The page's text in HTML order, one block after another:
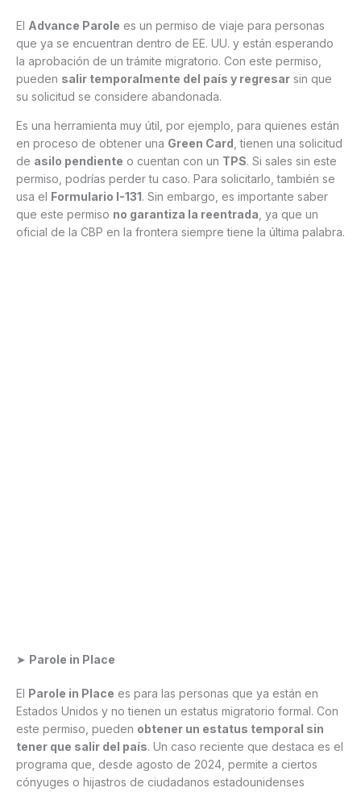
El Advance Parole es un permiso de viaje para personas
que ya se encuentran dentro de EE. UU. y están esperando
la aprobación de un trámite migratorio. Con este permiso,
pueden salir temporalmente del país y regresar sin que
su solicitud se considere abandonada.
Es una herramienta muy útil, por ejemplo, para quienes están
en proceso de obtener una Green Card , tienen una solicitud
de asilo pendiente o cuentan con un TPS. Si sales sin este
permiso, podrías perder tu caso. Para solicitarlo, también se
usa el
Formulario I-131 . Sin embargo, es importante saber
que este permiso no garantiza la reentrada, ya que un
oficial de la CBP en la frontera siempre tiene la última palabra.
➤ Parole in Place
El Parole in Place es para las personas que ya están en
Estados Unidos y no tienen un estatus migratorio formal. Con
este permiso, pueden obtener un estatus temporal sin
tener que salir del país. Un caso reciente que destaca es el
programa que, desde agosto de 2024, permite a ciertos
cónyuges o hijastros de ciudadanos estadounidenses